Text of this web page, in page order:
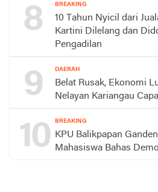
8 BREAKING
10 Tahun Nyicil dari
Kartini Dilelang dan
Pengadilan
9 DAERAH
Belat Rusak, Ekonomi
Nelayan Kariangau
10 BREAKING
KPU Balikpapan
Mahasiswa Bahas